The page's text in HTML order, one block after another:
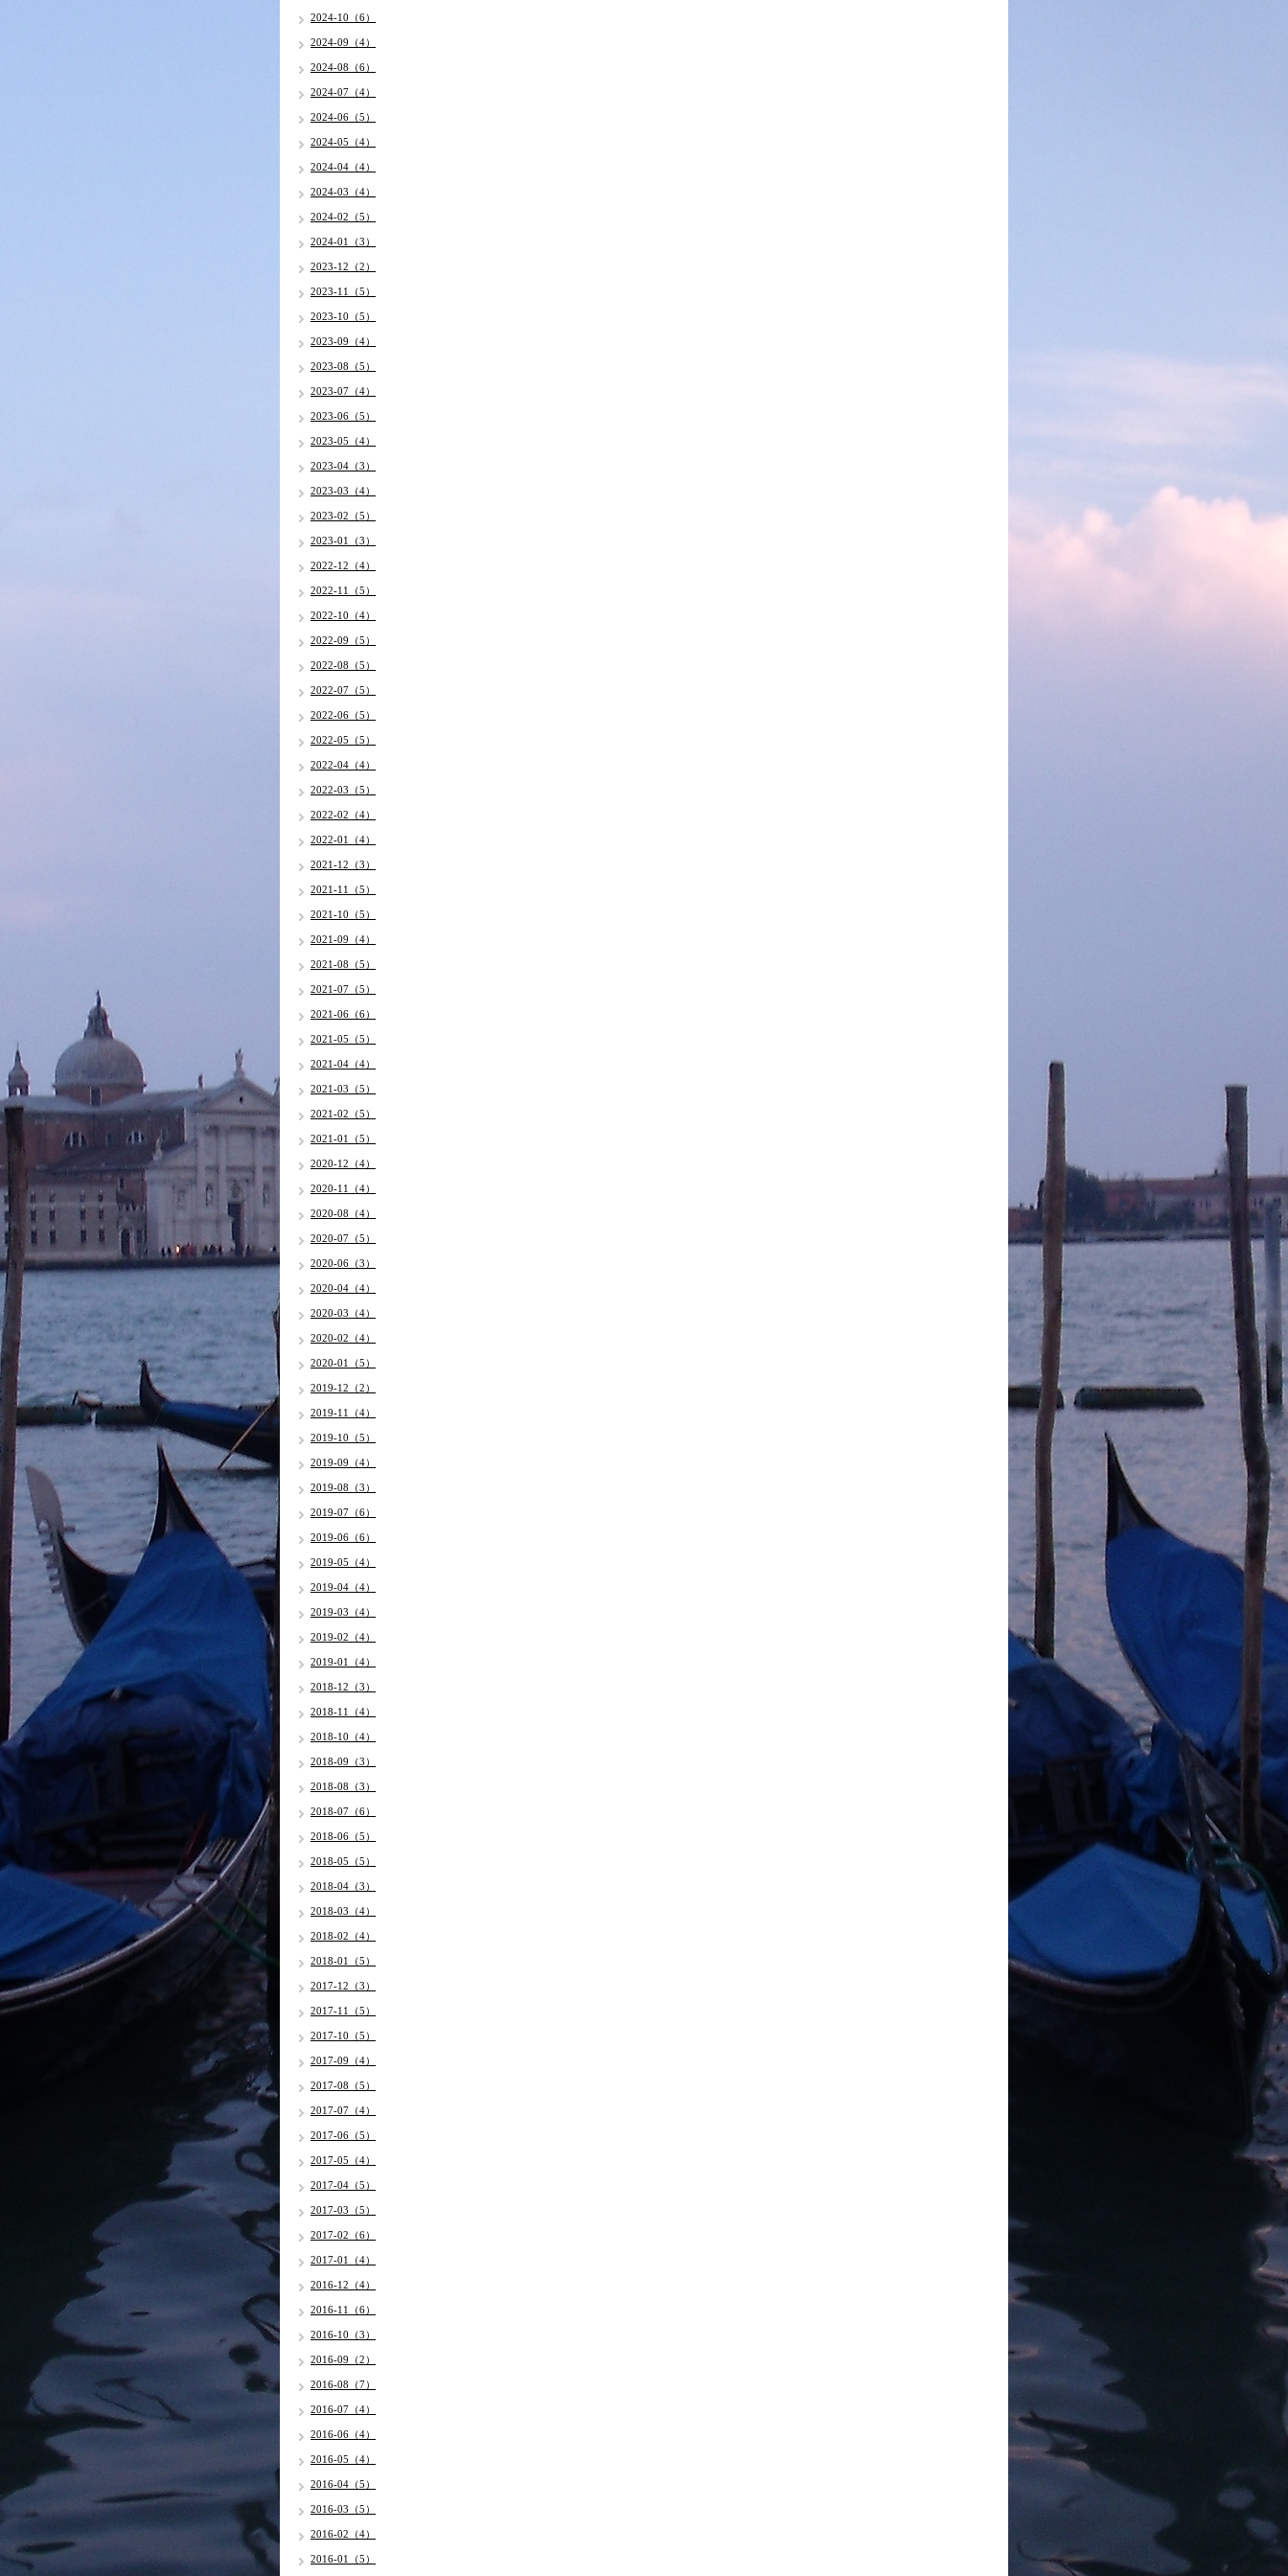
2024-10（6）
2024-09（4）
2024-08（6）
2024-07（4）
2024-06（5）
2024-05（4）
2024-04（4）
2024-03（4）
2024-02（5）
2024-01（3）
2023-12（2）
2023-11（5）
2023-10（5）
2023-09（4）
2023-08（5）
2023-07（4）
2023-06（5）
2023-05（4）
2023-04（3）
2023-03（4）
2023-02（5）
2023-01（3）
2022-12（4）
2022-11（5）
2022-10（4）
2022-09（5）
2022-08（5）
2022-07（5）
2022-06（5）
2022-05（5）
2022-04（4）
2022-03（5）
2022-02（4）
2022-01（4）
2021-12（3）
2021-11（5）
2021-10（5）
2021-09（4）
2021-08（5）
2021-07（5）
2021-06（6）
2021-05（5）
2021-04（4）
2021-03（5）
2021-02（5）
2021-01（5）
2020-12（4）
2020-11（4）
2020-08（4）
2020-07（5）
2020-06（3）
2020-04（4）
2020-03（4）
2020-02（4）
2020-01（5）
2019-12（2）
2019-11（4）
2019-10（5）
2019-09（4）
2019-08（3）
2019-07（6）
2019-06（6）
2019-05（4）
2019-04（4）
2019-03（4）
2019-02（4）
2019-01（4）
2018-12（3）
2018-11（4）
2018-10（4）
2018-09（3）
2018-08（3）
2018-07（6）
2018-06（5）
2018-05（5）
2018-04（3）
2018-03（4）
2018-02（4）
2018-01（5）
2017-12（3）
2017-11（5）
2017-10（5）
2017-09（4）
2017-08（5）
2017-07（4）
2017-06（5）
2017-05（4）
2017-04（5）
2017-03（5）
2017-02（6）
2017-01（4）
2016-12（4）
2016-11（6）
2016-10（3）
2016-09（2）
2016-08（7）
2016-07（4）
2016-06（4）
2016-05（4）
2016-04（5）
2016-03（5）
2016-02（4）
2016-01（5）